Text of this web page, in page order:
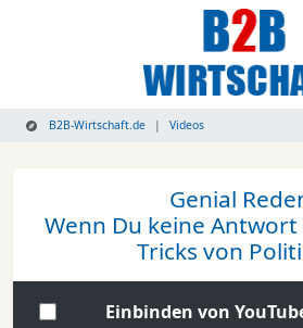
B2B-Wirtschaft.de Videos
Genial
Wenn Du keine
Tricks von
Einbinden von